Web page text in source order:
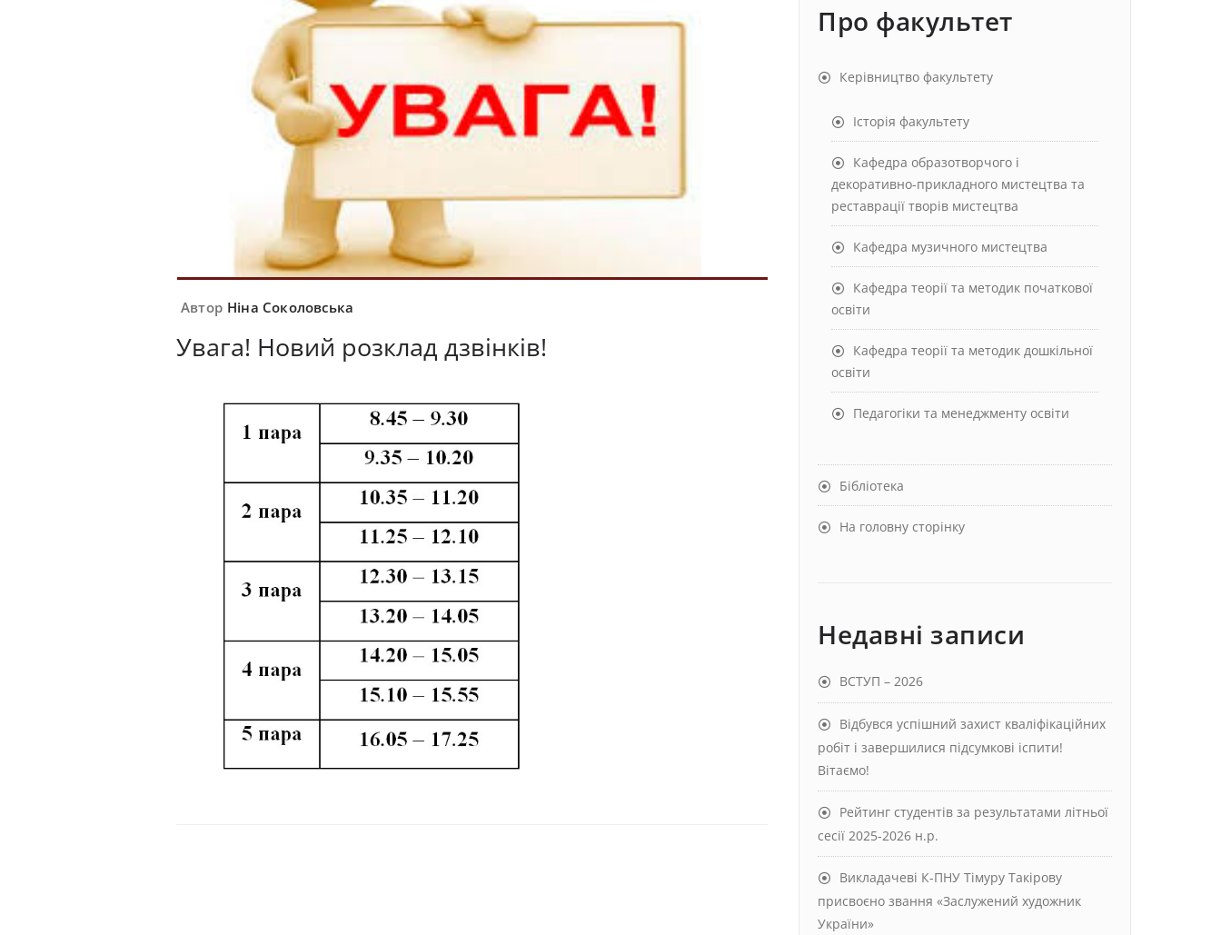
Автор Ніна Соколовська
Увага! Новий розклад дзвінків!
Про факультет
Керівництво факультету
Історія факультету
Кафедра образотворчого і
декоративно-прикладного мистецтва та
реставрації творів мистецтва
Кафедра музичного мистецтва
Кафедра теорії та методик початкової
освіти
Кафедра теорії та методик дошкільної
освіти
Педагогіки та менеджменту освіти
Бібліотека
На головну сторінку
Недавні записи
ВСТУП – 2026
Відбувся успішний захист кваліфікаційних
робіт і завершилися підсумкові іспити!
Вітаємо!
Рейтинг студентів за результатами літньої
сесії 2025-2026 н.р.
Викладачеві К-ПНУ Тімуру Такірову
присвоєно звання «Заслужений художник
України»